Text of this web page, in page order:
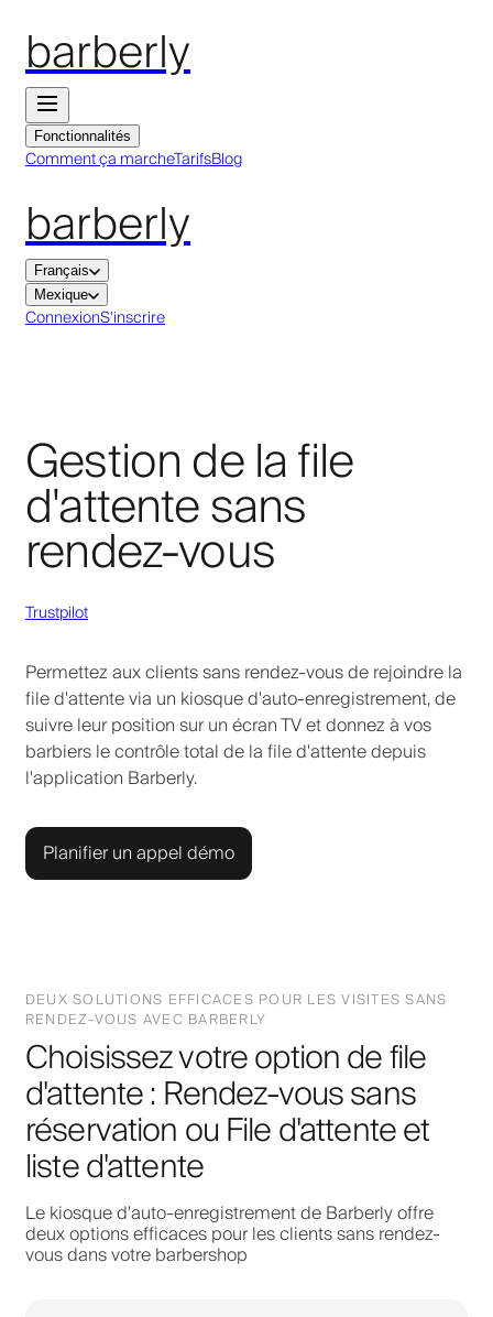
barberly
Fonctionnalités
Comment ça marcheTarifsBlog
barberly
Français
Mexique
ConnexionS'inscrire
Gestion de la file
d'attente sans
rendez-vous
Trustpilot
Permettez aux clients sans rendez-vous de rejoindre la
file d'attente via un kiosque d'auto-enregistrement, de
suivre leur position sur un écran TV et donnez à vos
barbiers le contrôle total de la file d'attente depuis
l'application Barberly.
Planifier un appel démo
DEUX SOLUTIONS EFFICACES POUR LES VISITES SANS
RENDEZ-VOUS AVEC BARBERLY
Choisissez votre option de file
d'attente : Rendez-vous sans
réservation ou File d'attente et
liste d'attente
Le kiosque d'auto-enregistrement de Barberly offre
deux options efficaces pour les clients sans rendez-
vous dans votre barbershop